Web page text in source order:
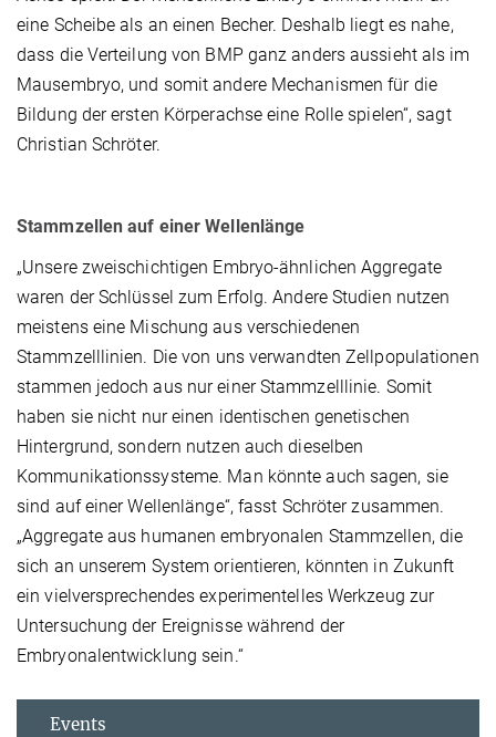
eine Scheibe als an einen Becher. Deshalb liegt es nahe,
dass die Verteilung von BMP ganz anders aussieht als im
Mausembryo, und somit andere Mechanismen für die
Bildung der ersten Körperachse eine Rolle spielen“, sagt
Christian Schröter.
Stammzellen auf einer Wellenlänge
„Unsere zweischichtigen Embryo-ähnlichen Aggregate
waren der Schlüssel zum Erfolg. Andere Studien nutzen
meistens eine Mischung aus verschiedenen
Stammzelllinien. Die von uns verwandten Zellpopulationen
stammen jedoch aus nur einer Stammzelllinie. Somit
haben sie nicht nur einen identischen genetischen
Hintergrund, sondern nutzen auch dieselben
Kommunikationssysteme. Man könnte auch sagen, sie
sind auf einer Wellenlänge“, fasst Schröter zusammen.
„Aggregate aus humanen embryonalen Stammzellen, die
sich an unserem System orientieren, könnten in Zukunft
ein vielversprechendes experimentelles Werkzeug zur
Untersuchung der Ereignisse während der
Embryonalentwicklung sein.“
Events